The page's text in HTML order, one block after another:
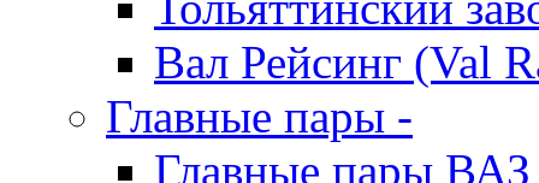
Вал Рейсинг (Val
Главные пары -
Главные пары